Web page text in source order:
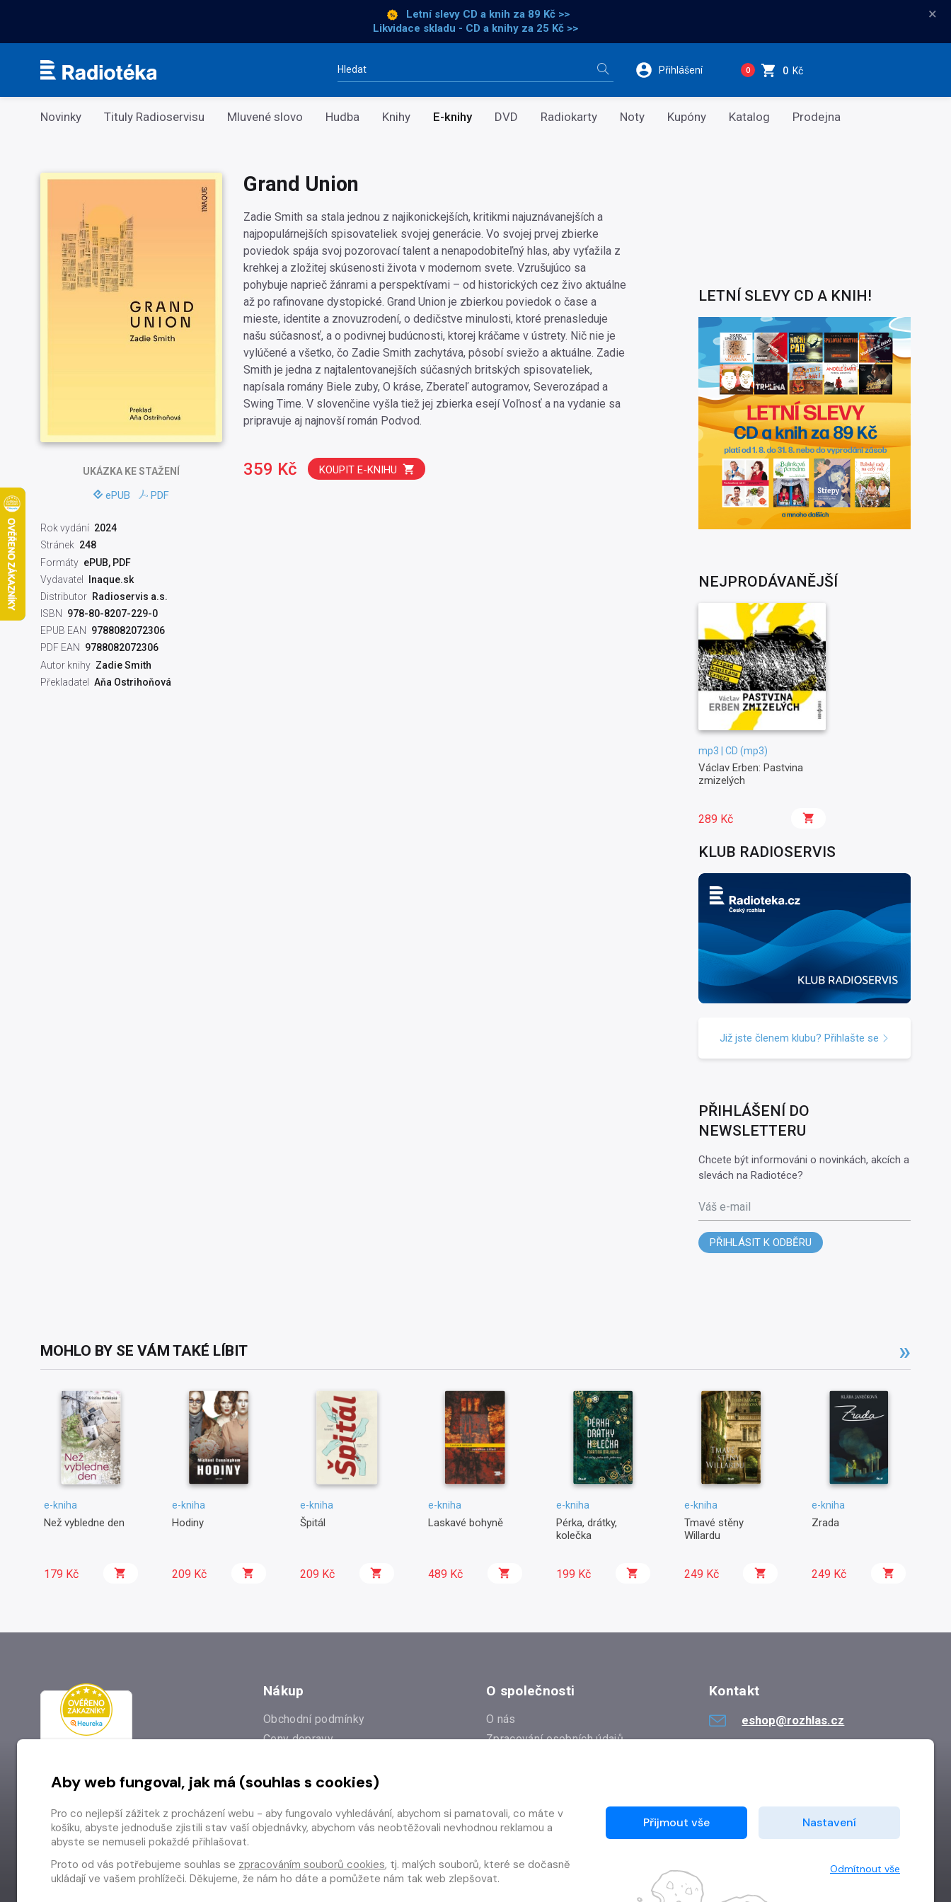
Letní slevy CD a knih za 89 Kč >>
Likvidace skladu - CD a knihy za 25 Kč >>
×
Vyhledávání Přihlášení 0 0 Kč
Kategorie
Novinky Tituly Radioservisu Mluvené slovo Hudba Knihy E-knihy DVD Radiokarty Noty Kupóny Katalog Prodejna
UKÁZKAKE STAŽENÍ
ePUB PDF
Rok vydání 2024
Stránek 248
Formáty ePUB, PDF
Vydavatel
Inaque.sk
Distributor Radioservis a.s.
ISBN
978-80-8207-229-0
EPUB EAN
9788082072306
PDF EAN
9788082072306
Autor knihy Zadie Smith
Překladatel
Aňa Ostrihoňová
Grand Union
Zadie Smith sa stala jednou z najikonickejších, kritikmi najuznávanejších a
najpopulárnejších spisovateliek svojej generácie. Vo svojej prvej zbierke
poviedok spája svoj pozorovací talent a nenapodobiteľný hlas, aby vyťažila z
krehkej a zložitej skúsenosti života v modernom svete. Vzrušujúco sa
pohybuje naprieč žánrami a perspektívami – od historických cez živo aktuálne
až po rafinovane dystopické. Grand Union je zbierkou poviedok o čase a
mieste, identite a znovuzrodení, o dedičstve minulosti, ktoré prenasleduje
našu súčasnosť, a o podivnej budúcnosti, ktorej kráčame v ústrety. Nič nie je
vylúčené a všetko, čo Zadie Smith zachytáva, pôsobí sviežo a aktuálne. Zadie
Smith je jedna z najtalentovanejších súčasných britských spisovateliek,
napísala romány Biele zuby, O kráse, Zberateľ autogramov, Severozápad a
Swing Time. V slovenčine vyšla tiež jej zbierka esejí Voľnosť a na vydanie sa
pripravuje aj najnovší román Podvod.
359 Kč KOUPIT E-KNIHU
LETNÍ SLEVY CD A KNIH!
NEJPRODÁVANĚJŠÍ
mp3 | CD (mp3)
Václav Erben: Pastvina
zmizelých
289 Kč
KLUB RADIOSERVIS
Již jste členem klubu? Přihlašte se
PŘIHLÁŠENÍ DO
NEWSLETTERU
Chcete být informováni o novinkách, akcích a
slevách na Radiotéce?
Váš e-mail
PŘIHLÁSIT K ODBĚRU
MOHLO BY SE VÁM TAKÉ LÍBIT
e-kniha
Než vybledne den
179 Kč
e-kniha
Hodiny
209 Kč
e-kniha
Špitál
209 Kč
e-kniha
Laskavé bohyně
489 Kč
e-kniha
Pérka, drátky,
kolečka
199 Kč
e-kniha
Tmavé stěny
Willardu
249 Kč
e-kniha
Zrada
249 Kč
Nákup
Obchodní podmínky
Ceny dopravy
Prodejna
Odstoupení od smlouvy
O společnosti
O nás
Zpracování osobních údajů
Kontakt
eshop@rozhlas.cz
Aby web fungoval, jak má (souhlas s cookies)
Pro co nejlepší zážitek z procházení webu - aby fungovalo vyhledávání, abychom si pamatovali, co máte v
košíku, abyste jednoduše zjistili stav vaší objednávky, abychom vás neobtěžovali nevhodnou reklamou a
abyste se nemuseli pokaždé přihlašovat.
Proto od vás potřebujeme souhlas se zpracováním souborů cookies, tj. malých souborů, které se dočasně
ukládají ve vašem prohlížeči. Děkujeme, že nám ho dáte a pomůžete nám tak web zlepšovat.
Přijmout vše Nastavení
Odmítnout vše